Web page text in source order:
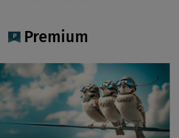
der Universität Wien.
Premium